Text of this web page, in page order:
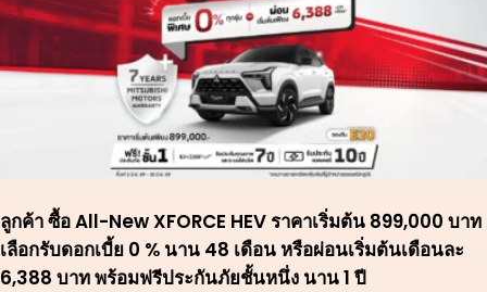
ลูกค้า ซื้อ All-New XFORCE HEV ราคาเริ่มต้น 899,000 บาท
เลือกรับดอกเบี้ย 0 % นาน 48 เดือน หรือผ่อนเริ่มต้นเดือนละ
6,388 บาท พร้อมฟรีประกันภัยชั้นหนึ่ง นาน 1 ปี